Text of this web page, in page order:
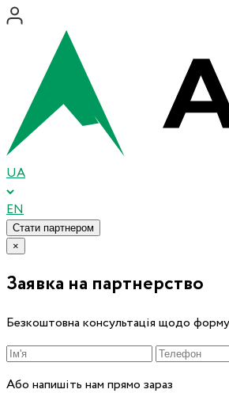
UA
EN
Стати партнером
×
Заявка на партнерство
Безкоштовна консультація щодо
Або напишіть нам прямо зараз